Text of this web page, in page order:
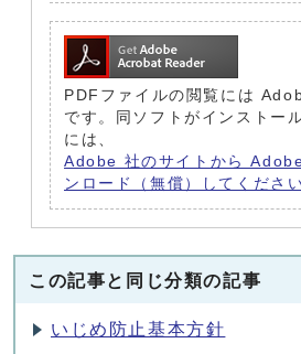
PDFファイルの閲覧には
です。同ソフトがインストー
には、
Adobe 社のサイトから
ンロード（無償）してください
この記事と同じ分類の記事
いじめ防止基本方針